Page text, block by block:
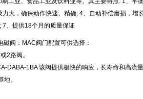
大，确保动作快速、精确; 4、自动补偿磨损，
7、提供18个月的质量保证
磁阀：MAC阀门配置可供选择：
2路阀。
DABA-1BA 该阀提供极快的响应，长寿命和高流
地。